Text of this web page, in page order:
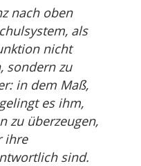
nach oben
als
nicht
sondern zu
in dem Maß,
es ihm,
zu überzeugen,
ihre
sind.